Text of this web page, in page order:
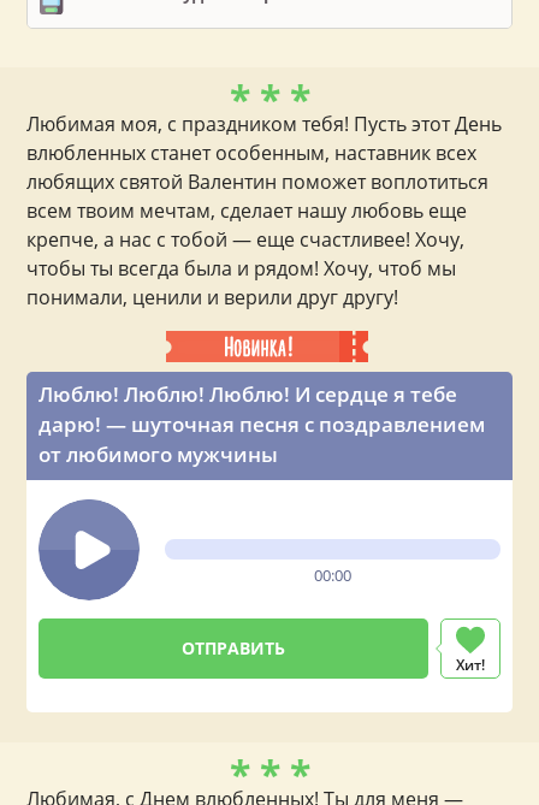
Люблю! Люблю! Люблю! И сердце я тебе
дарю! — шуточная песня с поздравлением
от любимого мужчины
00:00
Хит!
* * *
Любимая моя, с праздником тебя! Пусть этот День
влюбленных станет особенным, наставник всех
любящих святой Валентин поможет воплотиться
всем твоим мечтам, сделает нашу любовь еще
крепче, а нас с тобой — еще счастливее! Хочу,
чтобы ты всегда была и рядом! Хочу, чтоб мы
понимали, ценили и верили друг другу!
* * *
Любимая, с Днем влюбленных! Ты для меня —